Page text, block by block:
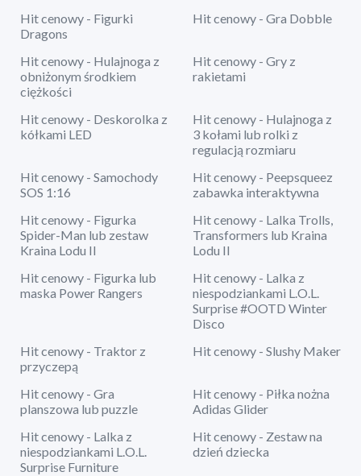
Hit cenowy - Figurki
Dragons
Hit cenowy - Gra Dobble
Hit cenowy - Hulajnoga z
obniżonym środkiem
ciężkości
Hit cenowy - Gry z
rakietami
Hit cenowy - Deskorolka z
kółkami LED
Hit cenowy - Hulajnoga z
3 kołami lub rolki z
regulacją rozmiaru
Hit cenowy - Samochody
SOS 1:16
Hit cenowy - Peepsqueez
zabawka interaktywna
Hit cenowy - Figurka
Spider-Man lub zestaw
Kraina Lodu II
Hit cenowy - Lalka Trolls,
Transformers lub Kraina
Lodu II
Hit cenowy - Figurka lub
maska Power Rangers
Hit cenowy - Lalka z
niespodziankami L.O.L.
Surprise #OOTD Winter
Disco
Hit cenowy - Traktor z
przyczepą
Hit cenowy - Slushy Maker
Hit cenowy - Gra
planszowa lub puzzle
Hit cenowy - Piłka nożna
Adidas Glider
Hit cenowy - Lalka z
niespodziankami L.O.L.
Surprise Furniture
Hit cenowy - Zestaw na
dzień dziecka